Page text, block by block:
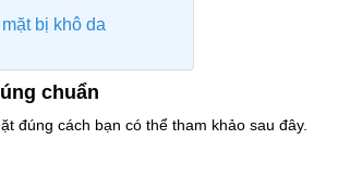
bị khô da
chuẩn
đúng cách bạn có thể tham khảo sau đây.